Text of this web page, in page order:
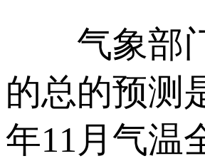
气象部
的总的预测
年11月气温